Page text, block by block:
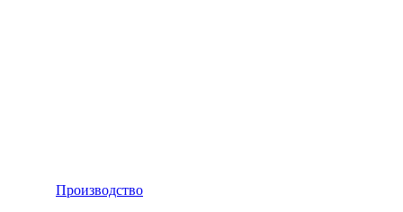
Производство